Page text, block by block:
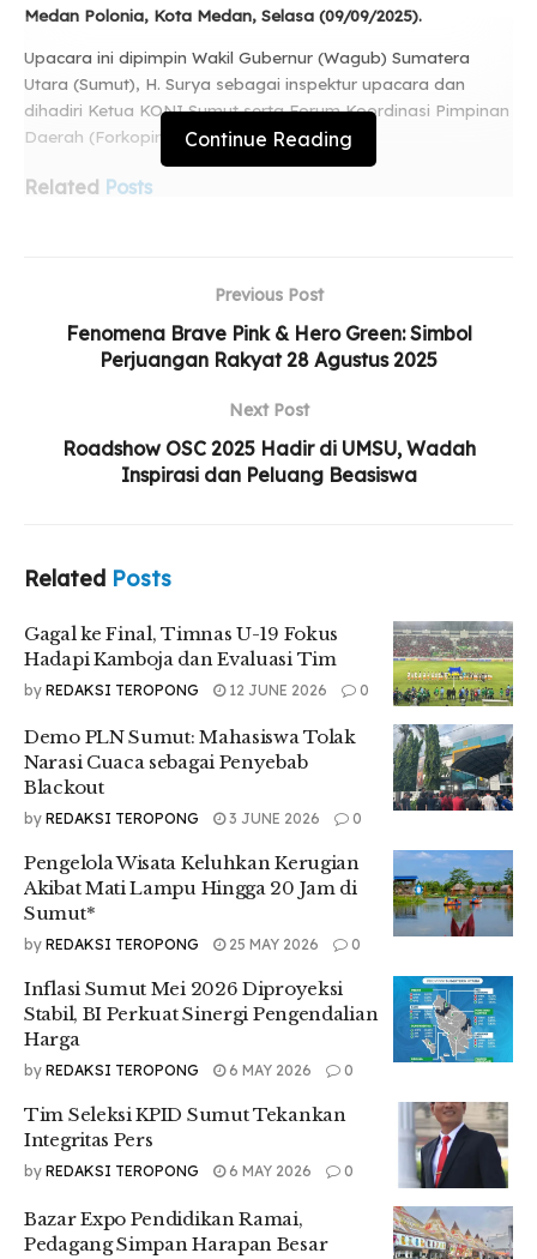
Medan Polonia, Kota Medan, Selasa (09/09/2025).
Upacara ini dipimpin Wakil Gubernur (Wagub) Sumatera
Utara (Sumut), H. Surya sebagai inspektur upacara dan
dihadiri Ketua KONI Sumut serta Forum Koordinasi Pimpinan
Daerah (Forkopimda).
Related Posts
Demo PLN Sumut: Mahasiswa Tolak Narasi
Cuaca sebagai Penyebab Blackout
Lampu Hingga 20 Jam di Sumut*
menjadikan HAORNAS sebagai momentum mempererat
“Pada Hari Olahraga Nasional ini, jadikanlah sebagai
momentum untuk menumbuhkan rasa cinta dan kesatuan di
tengah masyarakat,” ungkapnya.
Ia juga mengimbau masyarakat untuk menjaga kesehatan
melalui olahraga.
“Mari bersama-sama menjaga kesehatan dan menciptakan
lingkungan yang positif dengan berolahraga,” tambahnya.
Sementara itu, Kepala Dinas Pemuda dan Olahraga
(Kadispora) Sumut, M. Mahfullah Pratama Daulay,
mengimbau masyarakat memanfaatkan fasilitas olahraga
yang sudah disediakan.
“Bagi masyarakat yang ingin berolahraga, kita memiliki trek
sirkuit dan halaman yang luas di dekat Stadion Mini Pancing
maupun Gedung Serba Guna. Tentu itu menjadi lahan yang
baik untuk berolahraga sekaligus mengisi aktivitas positif,”
Mahfullah juga menyampaikan pesan positif agar
masyarakat terus melestarikan gaya hidup sehat dengan
“Saya berharap seluruh masyarakat dapat menjaga tren
Continue Reading
Previous Post
Fenomena Brave Pink & Hero Green: Simbol
Perjuangan Rakyat 28 Agustus 2025
Next Post
Roadshow OSC 2025 Hadir di UMSU, Wadah
Inspirasi dan Peluang Beasiswa
Related Posts
Gagal ke Final, Timnas U-19 Fokus
Hadapi Kamboja dan Evaluasi Tim
by REDAKSI TEROPONG 12 JUNE 2026 0
Demo PLN Sumut: Mahasiswa Tolak
Narasi Cuaca sebagai Penyebab
Blackout
by REDAKSI TEROPONG 3 JUNE 2026 0
Pengelola Wisata Keluhkan Kerugian
Akibat Mati Lampu Hingga 20 Jam di
Sumut*
by REDAKSI TEROPONG 25 MAY 2026 0
Inflasi Sumut Mei 2026 Diproyeksi
Stabil, BI Perkuat Sinergi Pengendalian
Harga
by REDAKSI TEROPONG 6 MAY 2026 0
Tim Seleksi KPID Sumut Tekankan
Integritas Pers
by REDAKSI TEROPONG 6 MAY 2026 0
Bazar Expo Pendidikan Ramai,
Pedagang Simpan Harapan Besar